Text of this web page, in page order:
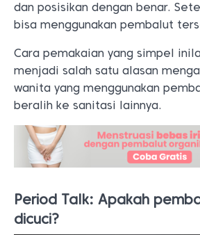
dan posisikan dengan benar.
bisa menggunakan pembalut
Cara pemakaian yang simpel
menjadi salah satu alasan
wanita yang menggunakan
beralih ke sanitasi lainnya.
Period Talk: Apakah
dicuci?